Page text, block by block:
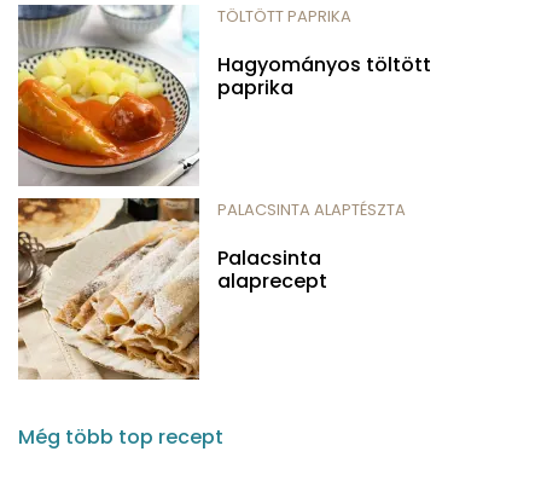
TÖLTÖTT PAPRIKA
Hagyományos töltött
paprika
PALACSINTA ALAPTÉSZTA
Palacsinta
alaprecept
Még több top recept